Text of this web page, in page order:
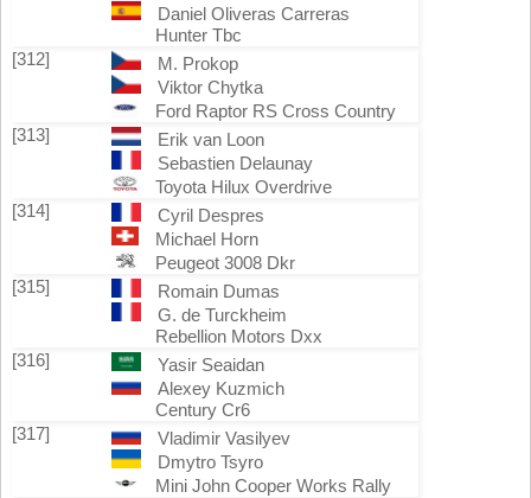
Daniel Oliveras Carreras
Hunter Tbc
[312]
M. Prokop
Viktor Chytka
Ford Raptor RS Cross Country
[313]
Erik van Loon
Sebastien Delaunay
Toyota Hilux Overdrive
[314]
Cyril Despres
Michael Horn
Peugeot 3008 Dkr
[315]
Romain Dumas
G. de Turckheim
Rebellion Motors Dxx
[316]
Yasir Seaidan
Alexey Kuzmich
Century Cr6
[317]
Vladimir Vasilyev
Dmytro Tsyro
Mini John Cooper Works Rally